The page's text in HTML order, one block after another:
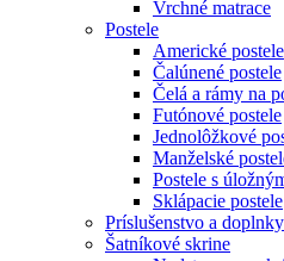
Vrchné matrace
Postele
Americké postele
Čalúnené postele
Čelá a rámy na
Futónové postele
Jednolôžkové
Manželské
Postele s
Sklápacie postele
Príslušenstvo a
Šatníkové skrine